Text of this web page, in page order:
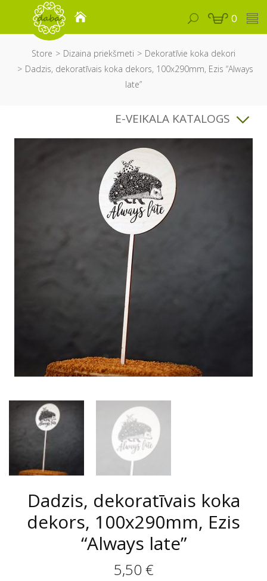
0
Store Dizaina priekšmeti
Dekoratīvie koka dekori
Dadzis, dekoratīvais koka dekors, 100x290mm, Ezis “Always
late”
E-VEIKALA KATALOGS
Dadzis, dekoratīvais koka
dekors, 100x290mm, Ezis
“Always late”
5,50 €